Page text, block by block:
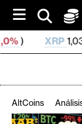
i
p
t
o
(-1,39%
AltCoins